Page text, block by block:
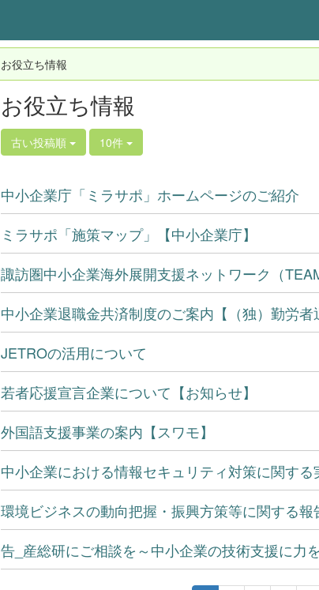
お役立ち情報
お役立ち情報
古い投稿順 10件
中小企業庁「ミラサポ」ホームページのご紹介
ミラサポ「施策マップ」【中小企業庁】
諏訪圏中小企業海外展開支援ネットワーク（
中小企業退職金共済制度のご案内【（独）勤労者
JETROの活用について
若者応援宣言企業について【お知らせ】
外国語支援事業の案内【スワモ】
中小企業における情報セキュリティ対策に関する
環境ビジネスの動向把握・振興方策等に関する報
告_産総研にご相談を～中小企業の技術支援に力